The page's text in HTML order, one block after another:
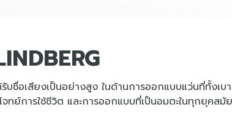
รับชื่อเสียงเป็นอย่างสูง ในด้านการออกแบบแว่นที่ทั้ง
ย์การใช้ชีวิต และการออกแบบที่เป็นอมตะในทุกยุคสมั